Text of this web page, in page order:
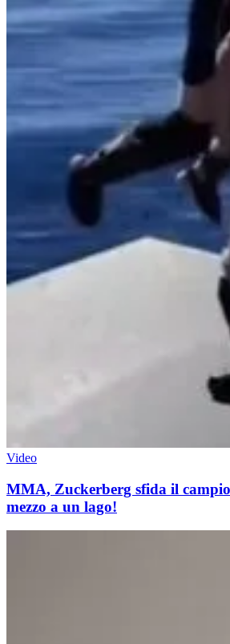
Video
MMA, Zuckerberg sfida il
mezzo a un lago!